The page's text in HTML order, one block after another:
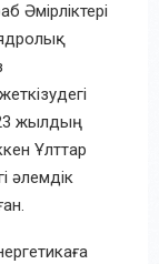
Әмірліктері
жылдың
Ұлттар
әлемдік